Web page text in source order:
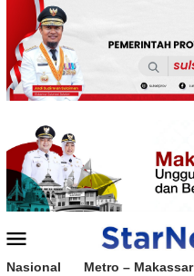
Loncat
konten
Mobile
Nasional Metro – Makassar